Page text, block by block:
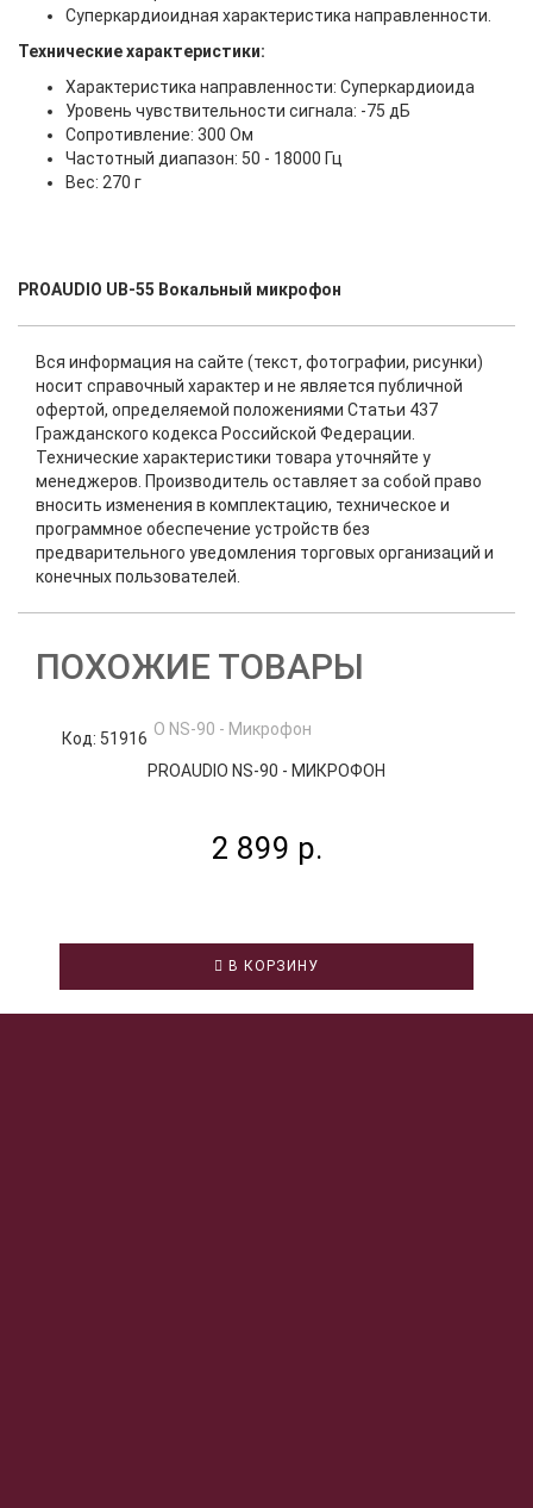
Суперкардиоидная характеристика направленности.
Технические характеристики:
Характеристика направленности: Суперкардиоида
Уровень чувствительности сигнала: -75 дБ
Сопротивление: 300 Ом
Частотный диапазон: 50 - 18000 Гц
Вес: 270 г
PROAUDIO UB-55 Вокальный микрофон
Вся информация на сайте (текст, фотографии, рисунки)
носит справочный характер и не является публичной
офертой, определяемой положениями Статьи 437
Гражданского кодекса Российской Федерации.
Технические характеристики товара уточняйте у
менеджеров. Производитель оставляет за собой право
вносить изменения в комплектацию, техническое и
программное обеспечение устройств без
предварительного уведомления торговых организаций и
конечных пользователей.
ПОХОЖИЕ ТОВАРЫ
Код: 51916
PROAUDIO NS-90 - МИКРОФОН
2 899 р.
В КОРЗИНУ